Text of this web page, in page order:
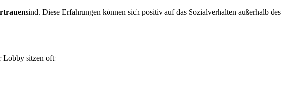
sind. Diese Erfahrungen können sich positiv auf das Sozialverhalten außerhalb des
Lobby sitzen oft: